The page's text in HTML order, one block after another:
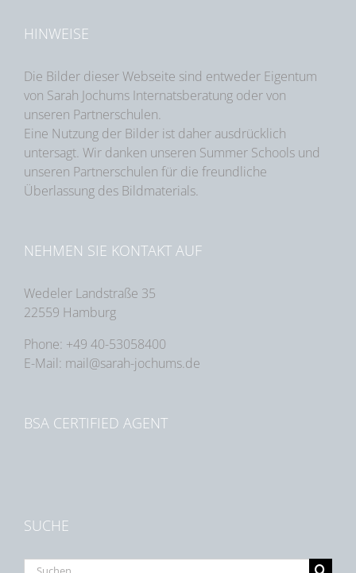
HINWEISE
Die Bilder dieser Webseite sind entweder Eigentum
von Sarah Jochums Internatsberatung oder von
unseren Partnerschulen.
Eine Nutzung der Bilder ist daher ausdrücklich
untersagt. Wir danken unseren Summer Schools und
unseren Partnerschulen für die freundliche
Überlassung des Bildmaterials.
NEHMEN SIE KONTAKT AUF
Wedeler Landstraße 35
22559 Hamburg
Phone: +49 40-53058400
E-Mail: mail@sarah-jochums.de
BSA CERTIFIED AGENT
SUCHE
Suche